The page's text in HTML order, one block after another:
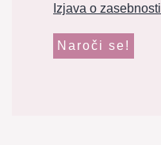
Izjava o zasebnosti